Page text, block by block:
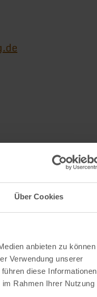
Über Cookies
anbieten zu können
Verwendung unserer
diese Informationen
Rahmen Ihrer Nutzung